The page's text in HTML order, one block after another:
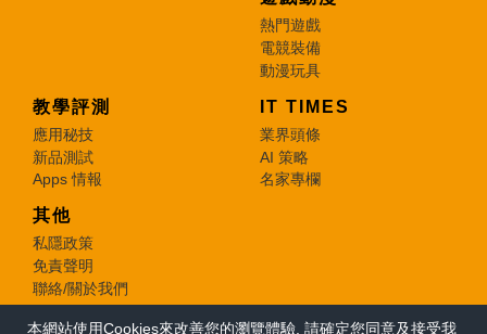
本網站使用Cookies來改善您的瀏覽體驗, 請確定您同意及接受我
熱門遊戲
電競裝備
動漫玩具
教學評測
應用秘技
新品測試
Apps 情報
IT TIMES
業界頭條
AI 策略
名家專欄
其他
私隱政策
免責聲明
聯絡/關於我們
© 2026 e-zone. All Rights Reserved.